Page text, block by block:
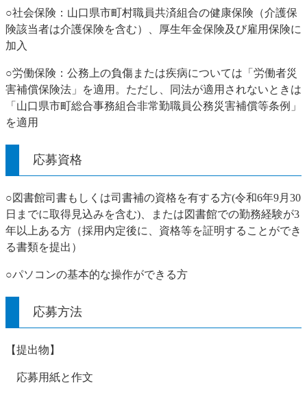
○社会保険：山口県市町村職員共済組合の健康保険（介護保
険該当者は介護保険を含む）、厚生年金保険及び雇用保険に
加入
○労働保険：公務上の負傷または疾病については「労働者災
害補償保険法」を適用。ただし、同法が適用されないときは
「山口県市町総合事務組合非常勤職員公務災害補償等条例」
を適用
応募資格
○図書館司書もしくは司書補の資格を有する方(令和6年9月30
日までに取得見込みを含む)、または図書館での勤務経験が3
年以上ある方（採用内定後に、資格等を証明することができ
る書類を提出）
○パソコンの基本的な操作ができる方
応募方法
【提出物】
応募用紙と作文